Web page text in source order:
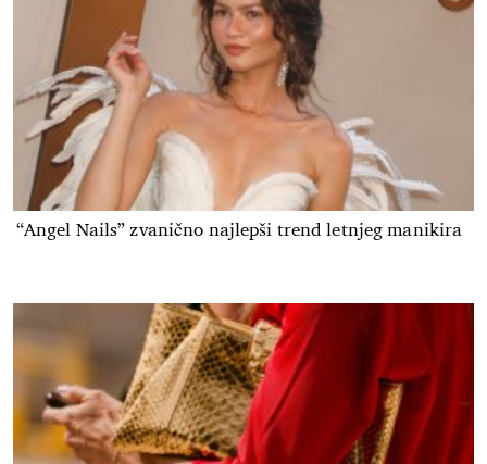
“Angel Nails” zvanično najlepši trend letnjeg manikira